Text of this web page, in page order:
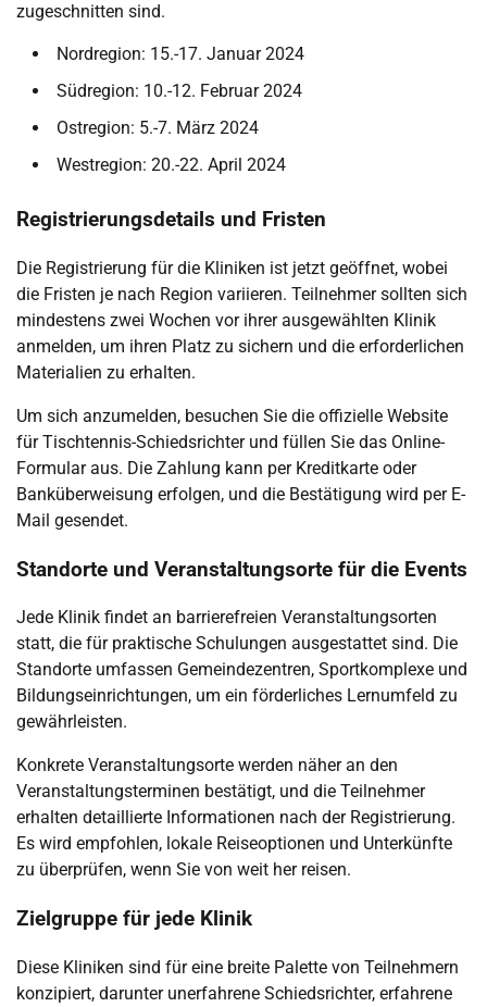
zugeschnitten sind.
Nordregion: 15.-17. Januar 2024
Südregion: 10.-12. Februar 2024
Ostregion: 5.-7. März 2024
Westregion: 20.-22. April 2024
Registrierungsdetails und Fristen
Die Registrierung für die Kliniken ist jetzt geöffnet, wobei
die Fristen je nach Region variieren. Teilnehmer sollten sich
mindestens zwei Wochen vor ihrer ausgewählten Klinik
anmelden, um ihren Platz zu sichern und die erforderlichen
Materialien zu erhalten.
Um sich anzumelden, besuchen Sie die offizielle Website
für Tischtennis-Schiedsrichter und füllen Sie das Online-
Formular aus. Die Zahlung kann per Kreditkarte oder
Banküberweisung erfolgen, und die Bestätigung wird per E-
Mail gesendet.
Standorte und Veranstaltungsorte für die Events
Jede Klinik findet an barrierefreien Veranstaltungsorten
statt, die für praktische Schulungen ausgestattet sind. Die
Standorte umfassen Gemeindezentren, Sportkomplexe und
Bildungseinrichtungen, um ein förderliches Lernumfeld zu
gewährleisten.
Konkrete Veranstaltungsorte werden näher an den
Veranstaltungsterminen bestätigt, und die Teilnehmer
erhalten detaillierte Informationen nach der Registrierung.
Es wird empfohlen, lokale Reiseoptionen und Unterkünfte
zu überprüfen, wenn Sie von weit her reisen.
Zielgruppe für jede Klinik
Diese Kliniken sind für eine breite Palette von Teilnehmern
konzipiert, darunter unerfahrene Schiedsrichter, erfahrene